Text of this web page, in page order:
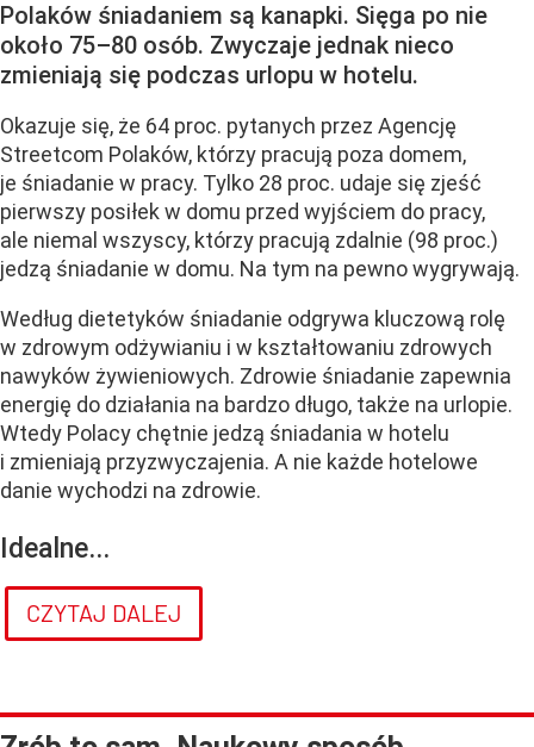
Polaków śniadaniem są kanapki. Sięga po nie
około 75–80 osób. Zwyczaje jednak nieco
zmieniają się podczas urlopu w hotelu.
Okazuje się, że 64 proc. pytanych przez Agencję
Streetcom Polaków, którzy pracują poza domem,
je śniadanie w pracy. Tylko 28 proc. udaje się zjeść
pierwszy posiłek w domu przed wyjściem do pracy,
ale niemal wszyscy, którzy pracują zdalnie (98 proc.)
jedzą śniadanie w domu. Na tym na pewno wygrywają.
Według dietetyków śniadanie odgrywa kluczową rolę
w zdrowym odżywianiu i w kształtowaniu zdrowych
nawyków żywieniowych. Zdrowie śniadanie zapewnia
energię do działania na bardzo długo, także na urlopie.
Wtedy Polacy chętnie jedzą śniadania w hotelu
i zmieniają przyzwyczajenia. A nie każde hotelowe
danie wychodzi na zdrowie.
Idealne...
CZYTAJ DALEJ